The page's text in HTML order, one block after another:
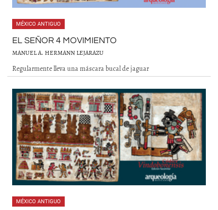
MÉXICO ANTIGUO
EL SEÑOR 4 MOVIMIENTO
MANUEL A. HERMANN LEJARAZU
Regularmente lleva una máscara bucal de jaguar
MÉXICO ANTIGUO